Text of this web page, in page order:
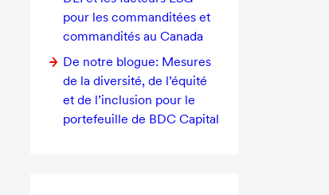
pour les commanditées et
commandités au Canada
De notre blogue: Mesures
de la diversité, de l’équité
et de l’inclusion pour le
portefeuille de BDC Capital